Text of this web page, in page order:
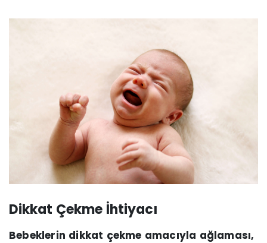
Dikkat Çekme İhtiyacı
Bebeklerin dikkat çekme amacıyla ağlaması,